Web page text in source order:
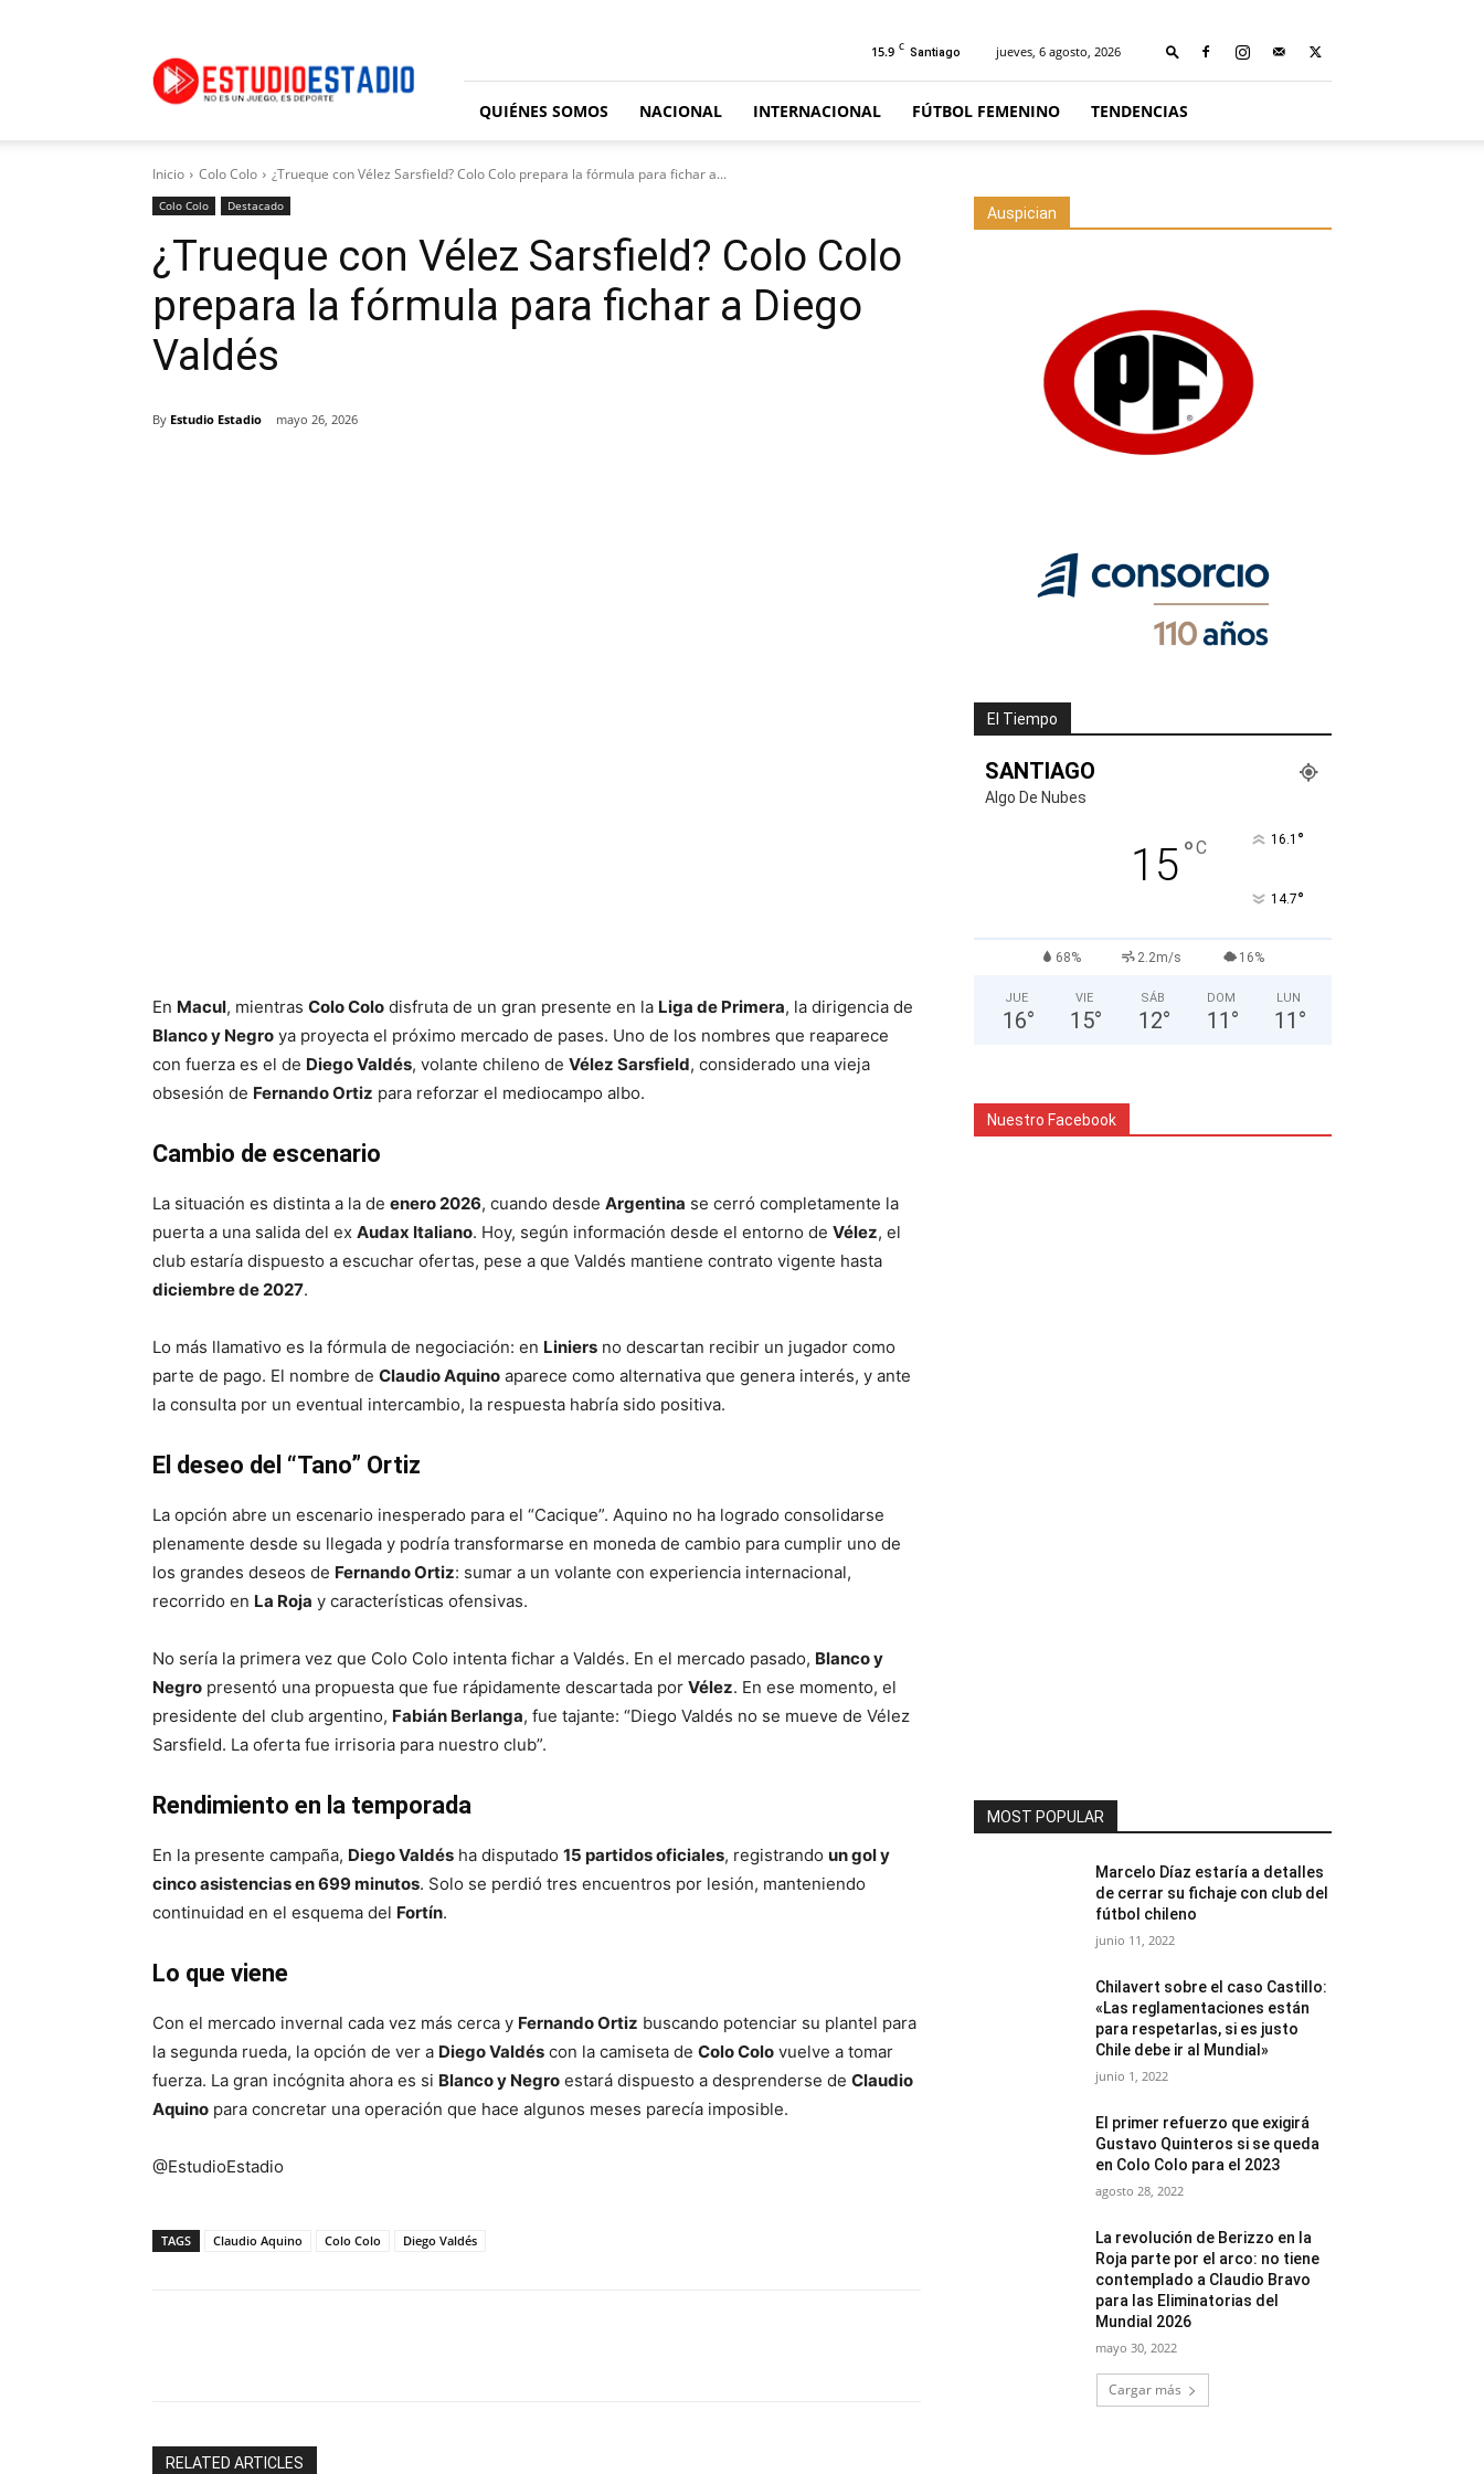
Estadio
15.9 C Santiago jueves, 6 agosto, 2026
QUIÉNES SOMOS NACIONAL INTERNACIONAL FÚTBOL FEMENINO TENDENCIAS
Inicio Colo Colo ¿Trueque con Vélez Sarsfield? Colo Colo prepara la fórmula para fichar a...
Colo Colo Destacado
¿Trueque con Vélez Sarsfield? Colo Colo
prepara la fórmula para fichar a Diego
Valdés
By Estudio Estadio mayo 26, 2026
En Macul, mientras Colo Colo disfruta de un gran presente en la Liga de Primera, la dirigencia de
Blanco y Negro ya proyecta el próximo mercado de pases. Uno de los nombres que reaparece
con fuerza es el de Diego Valdés, volante chileno de Vélez Sarsfield, considerado una vieja
obsesión de Fernando Ortiz para reforzar el mediocampo albo.
Cambio de escenario
La situación es distinta a la de enero 2026, cuando desde Argentina se cerró completamente la
puerta a una salida del ex Audax Italiano. Hoy, según información desde el entorno de Vélez, el
club estaría dispuesto a escuchar ofertas, pese a que Valdés mantiene contrato vigente hasta
diciembre de 2027.
Lo más llamativo es la fórmula de negociación: en Liniers no descartan recibir un jugador como
parte de pago. El nombre de Claudio Aquino aparece como alternativa que genera interés, y ante
la consulta por un eventual intercambio, la respuesta habría sido positiva.
El deseo del “Tano” Ortiz
La opción abre un escenario inesperado para el “Cacique”. Aquino no ha logrado consolidarse
plenamente desde su llegada y podría transformarse en moneda de cambio para cumplir uno de
los grandes deseos de Fernando Ortiz: sumar a un volante con experiencia internacional,
recorrido en La Roja y características ofensivas.
No sería la primera vez que Colo Colo intenta fichar a Valdés. En el mercado pasado, Blanco y
Negro presentó una propuesta que fue rápidamente descartada por Vélez. En ese momento, el
presidente del club argentino, Fabián Berlanga, fue tajante: “Diego Valdés no se mueve de Vélez
Sarsfield. La oferta fue irrisoria para nuestro club”.
Rendimiento en la temporada
En la presente campaña, Diego Valdés ha disputado 15 partidos oficiales, registrando un gol y
cinco asistencias en 699 minutos. Solo se perdió tres encuentros por lesión, manteniendo
continuidad en el esquema del Fortín.
Lo que viene
Con el mercado invernal cada vez más cerca y Fernando Ortiz buscando potenciar su plantel para
la segunda rueda, la opción de ver a Diego Valdés con la camiseta de Colo Colo vuelve a tomar
fuerza. La gran incógnita ahora es si Blanco y Negro estará dispuesto a desprenderse de Claudio
Aquino para concretar una operación que hace algunos meses parecía imposible.
@EstudioEstadio
TAGS Claudio Aquino Colo Colo Diego Valdés
RELATED ARTICLES
Auspician
El Tiempo
SANTIAGO
Algo De Nubes
15°C 16.1 °
14.7°
68% 2.2m/s 16%
JUE
16°
VIE
15°
SÁB
12°
DOM
11 °
LUN
11 °
Nuestro Facebook
MOST POPULAR
Marcelo Díaz estaría a detalles
de cerrar su fichaje con club del
fútbol chileno
junio 11, 2022
Chilavert sobre el caso Castillo:
«Las reglamentaciones están
para respetarlas, si es justo
Chile debe ir al Mundial»
junio 1, 2022
El primer refuerzo que exigirá
Gustavo Quinteros si se queda
en Colo Colo para el 2023
agosto 28, 2022
La revolución de Berizzo en la
Roja parte por el arco: no tiene
contemplado a Claudio Bravo
para las Eliminatorias del
Mundial 2026
mayo 30, 2022
Cargar más